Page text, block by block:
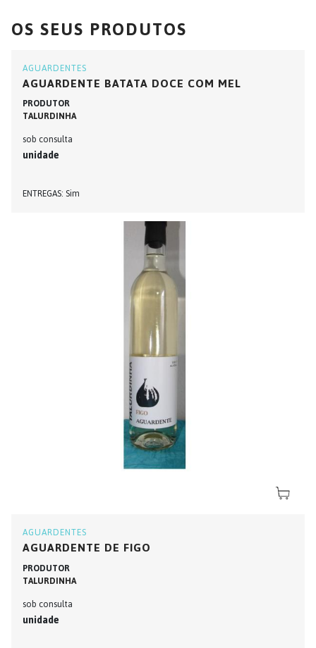
OS SEUS PRODUTOS
AGUARDENTES
AGUARDENTE BATATA DOCE COM MEL
PRODUTOR
TALURDINHA
sob consulta
unidade
ENTREGAS Sim
AGUARDENTES
AGUARDENTE DE FIGO
PRODUTOR
TALURDINHA
sob consulta
unidade